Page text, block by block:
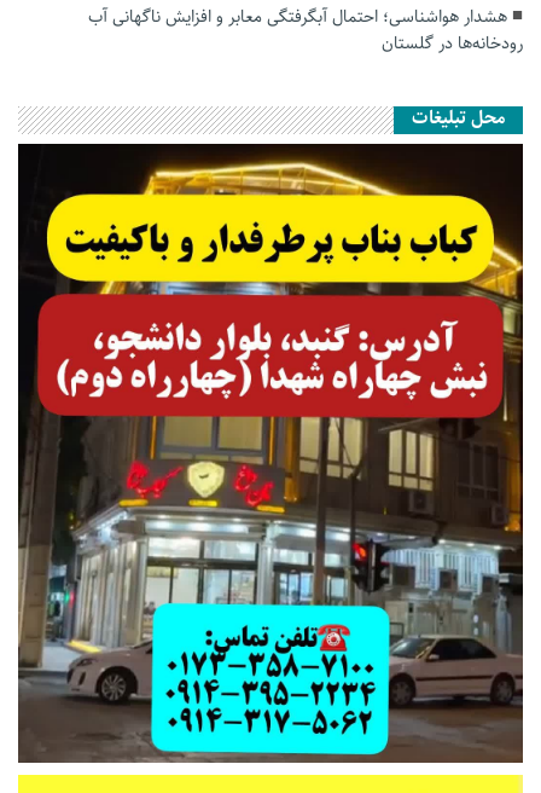
هشدار هواشناسی؛ احتمال آبگرفتگی معابر و افزایش ناگهانی آب
رودخانه‌ها در گلستان
محل تبلیغات